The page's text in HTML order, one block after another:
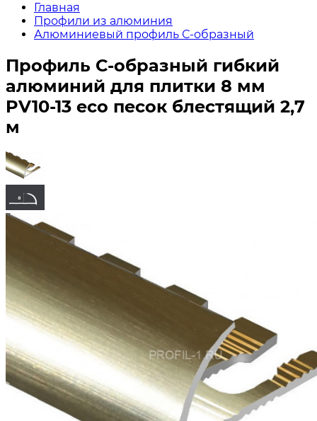
Главная
Профили из алюминия
Алюминиевый профиль С-образный
Профиль С-образный гибкий
алюминий для плитки 8 мм
PV10-13 eco песок блестящий 2,7
м